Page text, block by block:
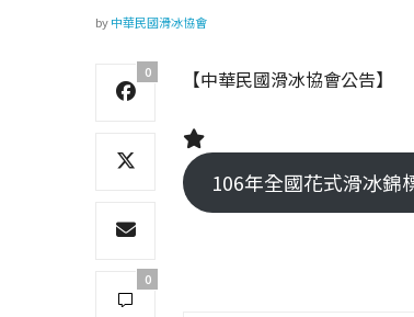
by中華民國滑冰協會
0
0
【中華民國滑冰協會公告】
106年全國花式滑冰